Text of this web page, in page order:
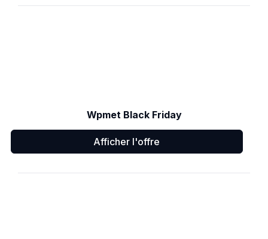
Wpmet Black Friday
Afficher l'offre